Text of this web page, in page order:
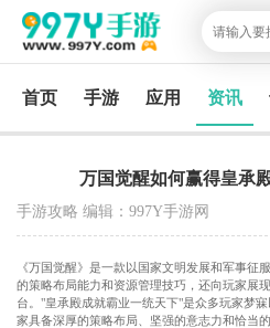
首页 手游 应用 资讯
万国觉醒如何赢得皇承
手游攻略 编辑：997Y手游网
《万国觉醒》是一款以国家文明发展和军事征
的策略布局能力和资源管理技巧，还向玩家展
台。"皇承殿成就霸业一统天下"是众多玩家梦
家具备深厚的策略布局、坚强的意志力和恰当